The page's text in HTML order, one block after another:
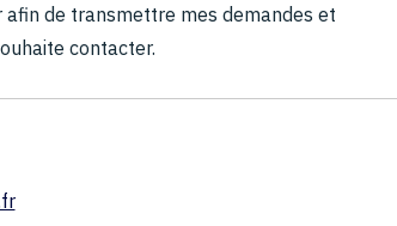
de transmettre mes demandes et
contacter.